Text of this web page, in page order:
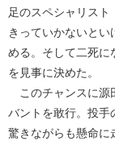
足のスペシャリス
きっていかないと
める。そして二死に
を見事に決めた。
このチャンスに源
バントを敢行。投手
驚きながらも懸命に